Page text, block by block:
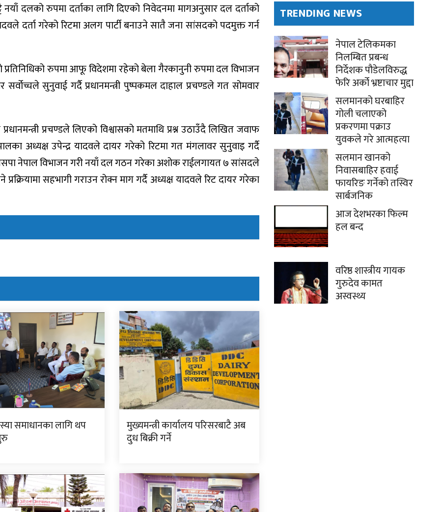
दलको रुपमा दर्ताका लागि दिएको निवेदनमा मागअनुसार दल दर्ताको
दर्ता गरेको रिटमा अलग पार्टी बनाउने सातै जना सांसदको पदमुक्त गर्न
रुपमा आफू विदेशमा रहेको बेला गैरकानुनी रुपमा दल विभाजन
सुनुवाई गर्दै प्रधानमन्त्री पुष्पकमल दाहाल प्रचण्डले गत सोमवार
प्रचण्डले लिएको विश्वासको मतमाथि प्रश्न उठाउँदै लिखित जवाफ
अध्यक्ष उपेन्द्र यादवले दायर गरेको रिटमा गत मंगलावर सुनुवाइ गर्दै
नेपाल विभाजन गरी नयाँ दल गठन गरेका अशोक राईलगायत ७ सांसदले
सहभागी गराउन रोक्न माग गर्दै अध्यक्ष यादवले रिट दायर गरेका
समाधानका लागि थप मुख्यमन्त्री कार्यालय परिसरबाटै अब
दुध बिक्री गर्ने
TRENDING NEWS
नेपाल टेलिकमका
निलम्बित प्रबन्ध
निर्देशक पौडेलविरुद्ध
फेरि अर्को भ्रष्टाचार मुद्दा
सलमानको घरबाहिर
गोली चलाएको
प्रकरणमा पक्राउ
युवकले गरे आत्महत्या
सलमान खानको
निवासबाहिर हवाई
फायरिङ गर्नेको तस्विर
सार्बजनिक
आज देशभरका फिल्म
हल बन्द
वरिष्ठ शास्त्रीय गायक
गुरुदेव कामत
अस्वस्थ्य